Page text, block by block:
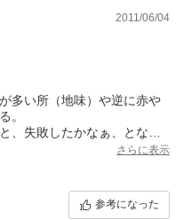
用感など追記したいです。
ールペンで、エルトゥーク
です。財布の柄は見慣れて
うという違和感はなくなっ
した時も柄を見て嬉しくな
で最初はぎこちなかったで
銭入れについては意外と大
変かもしれませんが、そう
私はカードはいつも使うも
れも関係あるのかもしれませ
て良かったなと改めて思っ
2011/06/04
多い所（地味）や逆に赤や
。
、失敗したかなぁ、となり
なら、それが無難である。
のネタになりやすい。
さらに表示
参考になった